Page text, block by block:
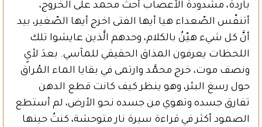
باردة، مشدودة الأعصاب أحثُّ محمد على الخروج،
أتنفّس الصّعداء هيا أيها الفتى اخرج أيها الصّغير، بيد
أنَّ كل شيء هيّنُ بالكلام، وحدهم الَّذين عايشوا تلك
اللحظات يعرفون المذاق الحقيقي للمآسي. بعدَ لأيٍ
ونصف موت، خرج محمَّد وارتمى في بقايا الماء المُراق
حول رسغ البئر، وهو ينظر كيف كانت قطع الدهن
تفارق جسده وتهوي من جسده نحو الأرض، لم أستطع
الصمود أكثر في قراءة سيرة نار متوحشة، كنتُ حينها